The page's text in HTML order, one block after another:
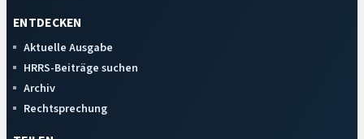
ENTDECKEN
Aktuelle Ausgabe
HRRS-Beiträge suchen
Archiv
Rechtsprechung